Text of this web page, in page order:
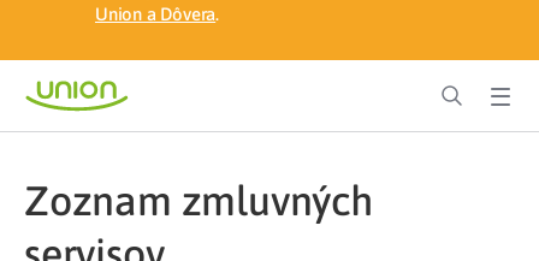
Union a Dôvera.
Zoznam zmluvných